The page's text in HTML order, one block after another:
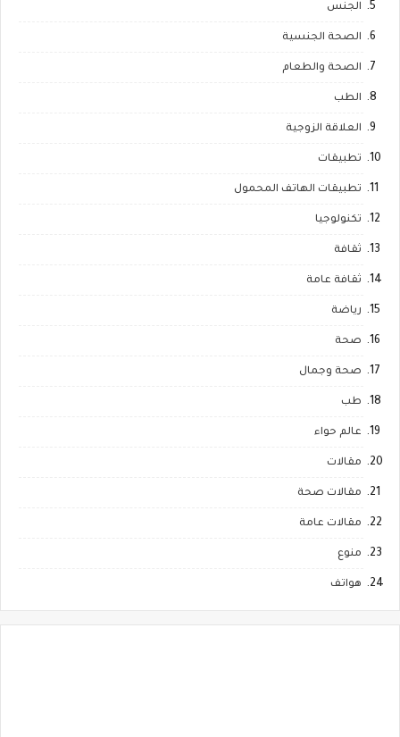
الجنس
الصحة الجنسية
الصحة والطعام
الطب
العلاقة الزوجية
تطبيقات
تطبيقات الهاتف المحمول
تكنولوجيا
ثقافة
ثقافة عامة
رياضة
صحة
صحة وجمال
طب
عالم حواء
مقالات
مقالات صحة
مقالات عامة
منوع
هواتف